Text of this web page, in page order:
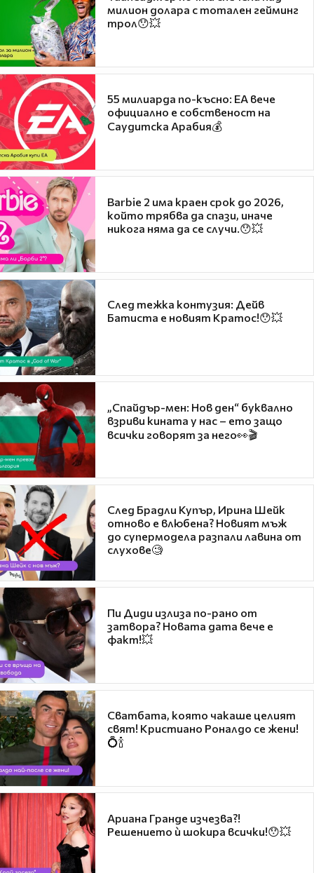
милион долара с тотален гейминг
трол😯💥
55 милиарда по-късно: EA вече
официално е собственост на
Саудитска Арабия💰
Barbie 2 има краен срок до 2026,
който трябва да спази, иначе
никога няма да се случи.😯💥
След тежка контузия: Дейв
Батиста е новият Кратос!😯💥
„Спайдър-мен: Нов ден“ буквално
взриви кината у нас – ето защо
всички говорят за него👀🎬
След Брадли Купър, Ирина Шейк
отново е влюбена? Новият мъж
до супермодела разпали лавина от
слухове🧐
Пи Диди излиза по-рано от
затвора? Новата дата вече е
факт!💥
Сватбата, която чакаше целият
свят! Кристиано Роналдо се жени!
💍🍾
Ариана Гранде изчезва?!
Решението ѝ шокира всички!😯💥